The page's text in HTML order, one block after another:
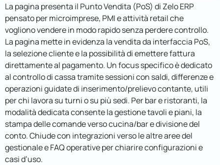
La pagina presenta il Punto Vendita (PoS) di Zelo ERP
pensato per microimprese, PMI e attività retail che
vogliono vendere in modo rapido senza perdere controllo.
La pagina mette in evidenza la vendita da interfaccia PoS,
la selezione cliente e la possibilità di emettere fattura
direttamente al pagamento. Un focus specifico è dedicato
al controllo di cassa tramite sessioni con saldi, differenze e
operazioni guidate di inserimento/prelievo contante, utili
per chi lavora su turni o su più sedi. Per bar e ristoranti, la
modalità dedicata consente la gestione tavoli e piani, la
stampa delle comande verso cucina/bar e divisione del
conto. Chiude con integrazioni verso le altre aree del
gestionale e FAQ operative per chiarire configurazioni e
casi d’uso.